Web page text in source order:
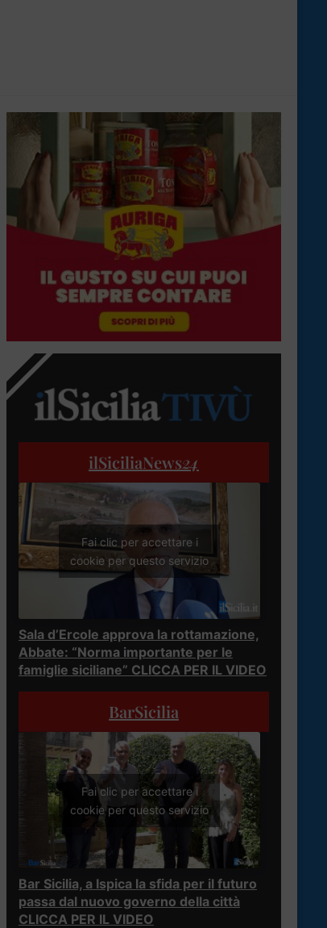
ilSiciliaNews24
Fai clic per accettare i
cookie per questo servizio
Sala d’Ercole approva la rottamazione,
Abbate: “Norma importante per le
famiglie siciliane” CLICCA PER IL VIDEO
BarSicilia
Fai clic per accettare i
cookie per questo servizio
Bar Sicilia, a Ispica la sfida per il futuro
passa dal nuovo governo della città
CLICCA PER IL VIDEO